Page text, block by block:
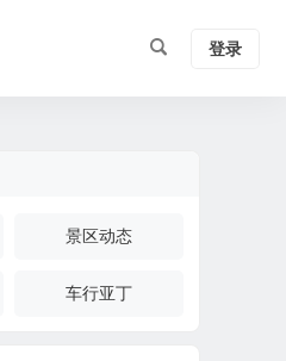
登录
景区动态
车行亚丁